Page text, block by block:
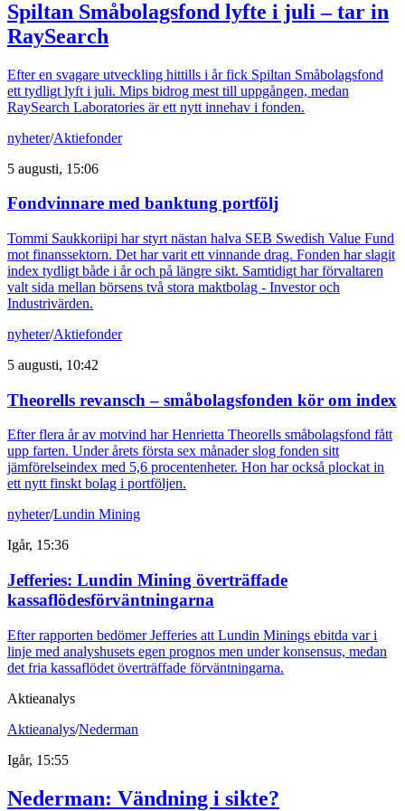
Spiltan Småbolagsfond lyfte i juli – tar in
RaySearch
Efter en svagare utveckling hittills i år fick Spiltan Småbolagsfond
ett tydligt lyft i juli. Mips bidrog mest till uppgången, medan
RaySearch Laboratories är ett nytt innehav i fonden.
nyheter/Aktiefonder
5 augusti, 15:06
Fondvinnare med banktung portfölj
Tommi Saukkoriipi har styrt nästan halva SEB Swedish Value Fund
mot finanssektorn. Det har varit ett vinnande drag. Fonden har slagit
index tydligt både i år och på längre sikt. Samtidigt har förvaltaren
valt sida mellan börsens två stora maktbolag - Investor och
Industrivärden.
nyheter/Aktiefonder
5 augusti, 10:42
Theorells revansch – småbolagsfonden kör om index
Efter flera år av motvind har Henrietta Theorells småbolagsfond fått
upp farten. Under årets första sex månader slog fonden sitt
jämförelseindex med 5,6 procentenheter. Hon har också plockat in
ett nytt finskt bolag i portföljen.
nyheter/Lundin Mining
Igår, 15:36
Jefferies: Lundin Mining överträffade
kassaflödesförväntningarna
Efter rapporten bedömer Jefferies att Lundin Minings ebitda var i
linje med analyshusets egen prognos men under konsensus, medan
det fria kassaflödet överträffade förväntningarna.
Aktieanalys
Aktieanalys/Nederman
Igår, 15:55
Nederman: Vändning i sikte?